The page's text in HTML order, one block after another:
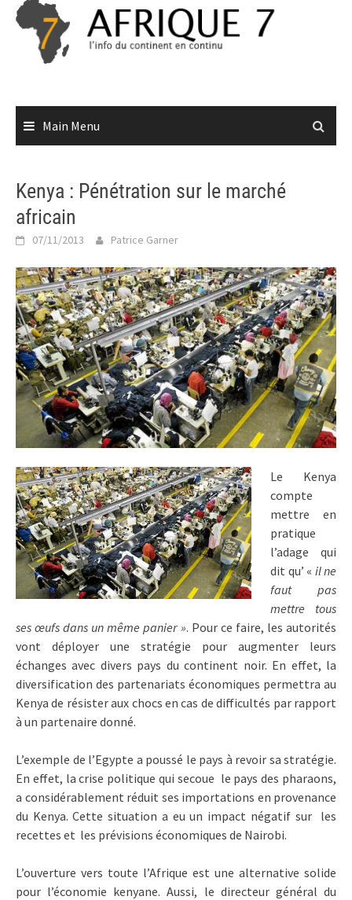
Skip
content
Main Menu
Kenya : Pénétration sur le marché
africain
07/11/2013 Patrice Garner
Le Kenya
compte
mettre en
pratique
l’adage qui
dit qu’ « il ne
faut pas
mettre tous
ses œufs dans un même panier ». Pour ce faire, les autorités
vont déployer une stratégie pour augmenter leurs
échanges avec divers pays du continent noir. En effet, la
diversification des partenariats économiques permettra au
Kenya de résister aux chocs en cas de difficultés par rapport
à un partenaire donné.
L’exemple de l’Egypte a poussé le pays à revoir sa stratégie.
En effet, la crise politique qui secoue le pays des pharaons,
a considérablement réduit ses importations en provenance
du Kenya. Cette situation a eu un impact négatif sur les
recettes et les prévisions économiques de Nairobi.
L’ouverture vers toute l’Afrique est une alternative solide
pour l’économie kenyane. Aussi, le directeur général du